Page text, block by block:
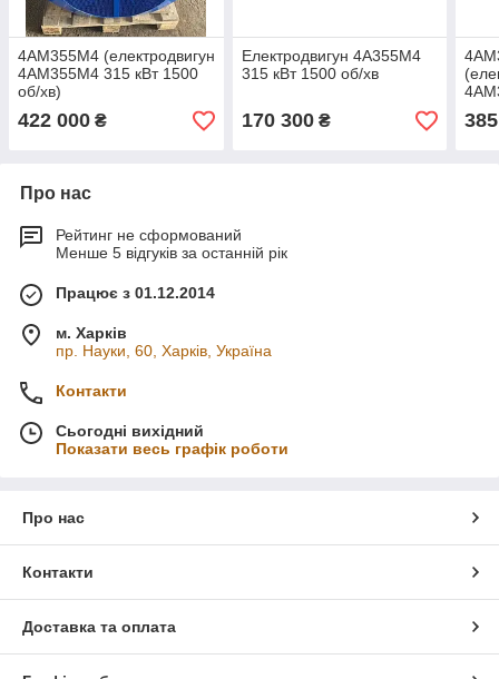
4АМ355М4 (електродвигун
4АМ355М4 315 кВт 1500
об/хв)
422 000 ₴
Електродвигун 4А355М4
315 кВт 1500 об/хв
170 300₴
Про нас
Рейтинг не сформований
Менше 5 відгуків за останній рік
Працює з 01.12.2014
м. Харків
пр. Науки, 60, Харків, Україна
Контакти
Сьогодні вихідний
Показати весь графік роботи
Про нас
Контакти
Доставка та оплата